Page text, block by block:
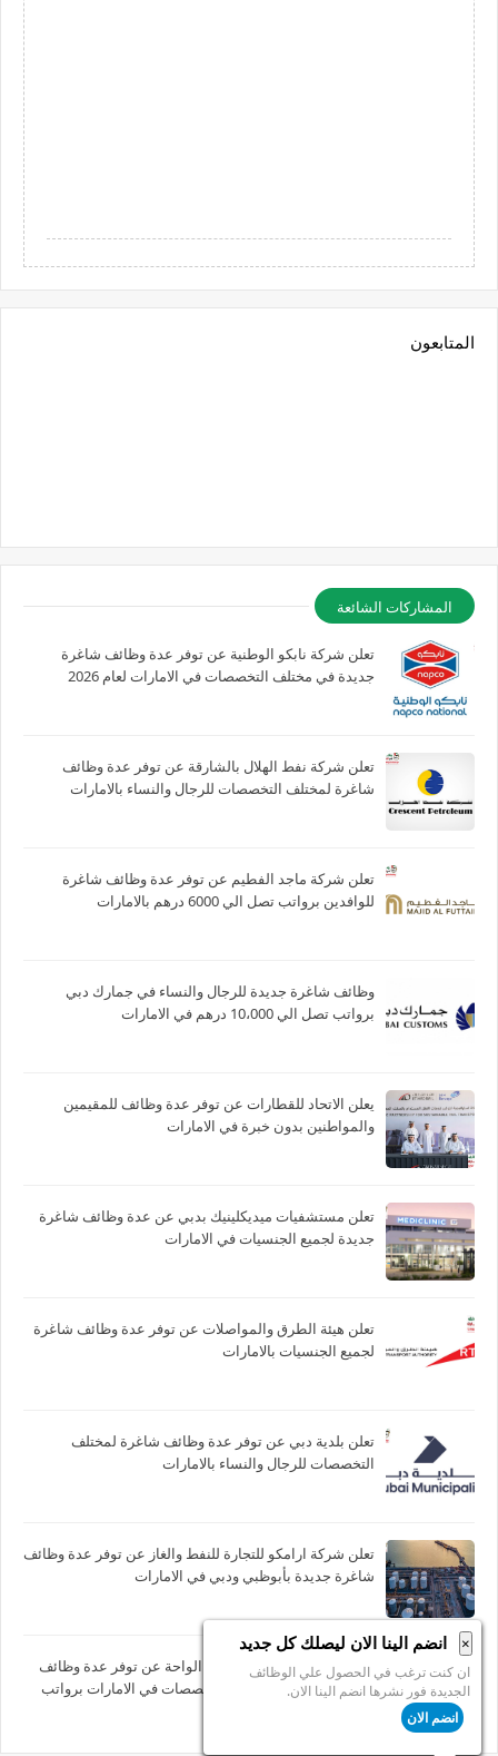
× انضم الينا الان ليصلك كل جديد
ان كنت ترغب في الحصول علي الوظائف
الجديدة فور نشرها انضم الينا الان.
انضم الان
المتابعون
المشاركات الشائعة
تعلن شركة نابكو الوطنية عن توفر عدة وظائف شاغرة
جديدة في مختلف التخصصات في الامارات لعام 2026
تعلن شركة نفط الهلال بالشارقة عن توفر عدة وظائف
شاغرة لمختلف التخصصات للرجال والنساء بالامارات
تعلن شركة ماجد الفطيم عن توفر عدة وظائف شاغرة
للوافدين برواتب تصل الي 6000 درهم بالامارات
وظائف شاغرة جديدة للرجال والنساء في جمارك دبي
برواتب تصل الي 10،000 درهم في الامارات
يعلن الاتحاد للقطارات عن توفر عدة وظائف للمقيمين
والمواطنين بدون خبرة في الامارات
تعلن مستشفيات ميديكلينيك بدبي عن عدة وظائف شاغرة
جديدة لجميع الجنسيات في الامارات
تعلن هيئة الطرق والمواصلات عن توفر عدة وظائف شاغرة
لجميع الجنسيات بالامارات
تعلن بلدية دبي عن توفر عدة وظائف شاغرة لمختلف
التخصصات للرجال والنساء بالامارات
تعلن شركة ارامكو للتجارة للنفط والغاز عن توفر عدة وظائف
شاغرة جديدة بأبوظبي ودبي في الامارات
تعلن مدرسة جيمس متروبول الواحة عن توفر عدة وظائف
شاغرة جديدة في مختلف التخصصات في الامارات برواتب